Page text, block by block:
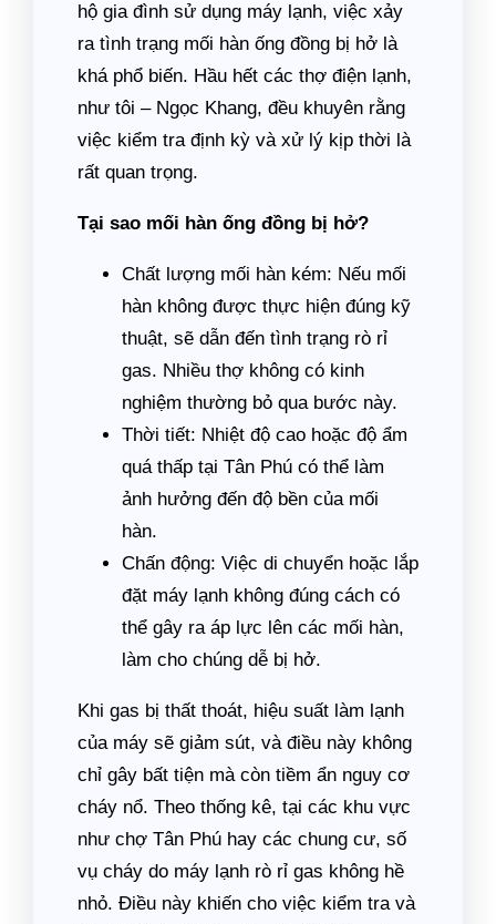
hộ gia đình sử dụng máy lạnh, việc xảy
ra tình trạng mối hàn ống đồng bị hở là
khá phổ biến. Hầu hết các thợ điện lạnh,
như tôi – Ngọc Khang, đều khuyên rằng
việc kiểm tra định kỳ và xử lý kịp thời là
rất quan trọng.
Tại sao mối hàn ống đồng bị hở?
Chất lượng mối hàn kém: Nếu mối
hàn không được thực hiện đúng kỹ
thuật, sẽ dẫn đến tình trạng rò rỉ
gas. Nhiều thợ không có kinh
nghiệm thường bỏ qua bước này.
Thời tiết: Nhiệt độ cao hoặc độ ẩm
quá thấp tại Tân Phú có thể làm
ảnh hưởng đến độ bền của mối
hàn.
Chấn động: Việc di chuyển hoặc lắp
đặt máy lạnh không đúng cách có
thể gây ra áp lực lên các mối hàn,
làm cho chúng dễ bị hở.
Khi gas bị thất thoát, hiệu suất làm lạnh
của máy sẽ giảm sút, và điều này không
chỉ gây bất tiện mà còn tiềm ẩn nguy cơ
cháy nổ. Theo thống kê, tại các khu vực
như chợ Tân Phú hay các chung cư, số
vụ cháy do máy lạnh rò rỉ gas không hề
nhỏ. Điều này khiến cho việc kiểm tra và